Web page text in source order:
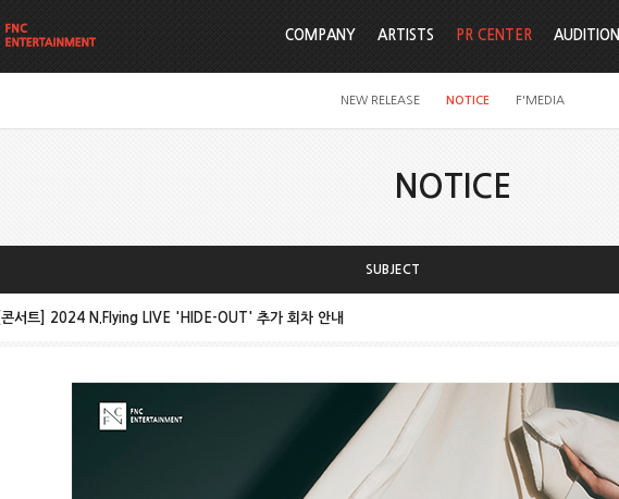
COMPANY ARTISTS PR CENTER
NEW RELEASE NOTICE F'MEDIA
AUDITION
NOTICE
SUBJECT
[콘서트] 2024 N.Flying LIVE 'HIDE-OUT' 추가 회차 안내